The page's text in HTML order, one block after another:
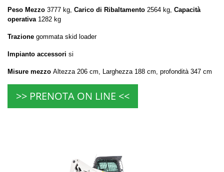
Peso Mezzo 3777 kg, Carico di Ribaltamento 2564 kg, Capacità
operativa1282 kg
Trazione gommata skid loader
Impianto accessori si
Misure mezzo Altezza 206 cm, Larghezza 188 cm, profondità 347 cm
>> PRENOTA ON LINE <<